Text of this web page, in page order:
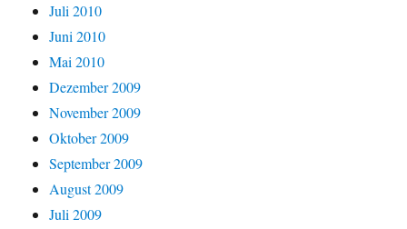
Juli 2010
Juni 2010
Mai 2010
Dezember 2009
November 2009
Oktober 2009
September 2009
August 2009
Juli 2009